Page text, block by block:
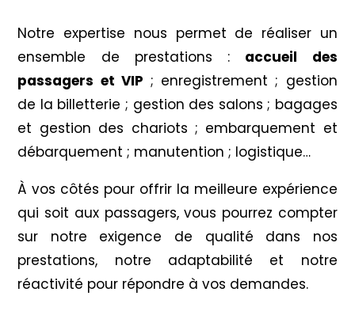
Notre expertise nous permet de réaliser un
ensemble de prestations : accueil des
passagers et VIP ; enregistrement ; gestion
de la billetterie ; gestion des salons ; bagages
et gestion des chariots ; embarquement et
débarquement ; manutention ; logistique…
À vos côtés pour offrir la meilleure expérience
qui soit aux passagers, vous pourrez compter
sur notre exigence de qualité dans nos
prestations, notre adaptabilité et notre
réactivité pour répondre à vos demandes.